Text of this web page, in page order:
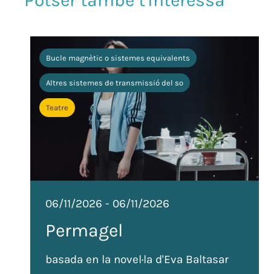
Bucle magnètic o sistemes equivalents
Altres sistemes de transmissió del so
Teatre
06/11/2026 - 06/11/2026
Permagel
basada en la novel·la d'Eva Baltasar